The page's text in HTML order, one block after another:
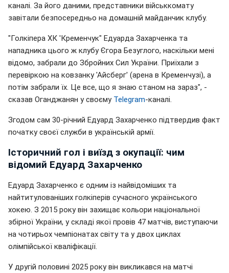
каналі. За його даними, представники військкомату
завітали безпосередньо на домашній майданчик клубу.
"Голкіпера ХК 'Кременчук" Едуарда Захарченка та
нападника цього ж клубу Єгора Безуглого, наскільки мені
відомо, забрали до Збройних Сил України. Приїхали з
перевіркою на ковзанку 'Айсберг' (арена в Кременчузі), а
потім забрали їх. Це все, що я знаю станом на зараз", -
сказав Оганджанян у своєму Telegram-каналі.
Згодом сам 30-річний Едуард Захарченко підтвердив факт
початку своєї служби в українській армії.
Історичний гол і виїзд з окупації: чим
відомий Едуард Захарченко
Едуард Захарченко є одним із найвідоміших та
найтитулованіших голкіперів сучасного українського
хокею. З 2015 року він захищає кольори національної
збірної України, у складі якої провів 47 матчів, виступаючи
на чотирьох чемпіонатах світу та у двох циклах
олімпійської кваліфікації.
У другій половині 2025 року він викликався на матчі